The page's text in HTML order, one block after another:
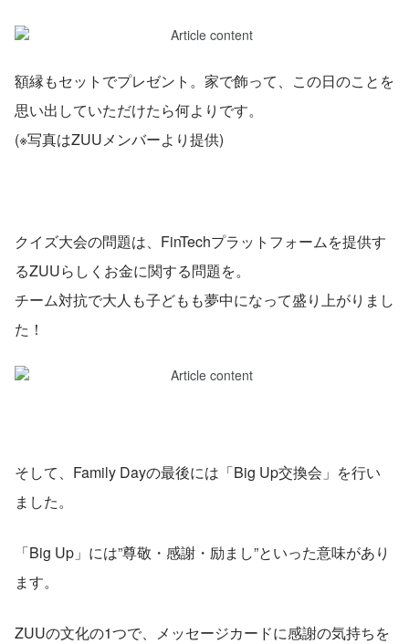
額縁もセットでプレゼント。家で飾って、この日のことを
思い出していただけたら何よりです。
(※写真はZUUメンバーより提供)
クイズ大会の問題は、FinTechプラットフォームを提供す
るZUUらしくお金に関する問題を。
チーム対抗で大人も子どもも夢中になって盛り上がりまし
た！
そして、Family Dayの最後には「Big Up交換会」を行い
ました。
「Big Up」には”尊敬・感謝・励まし”といった意味があり
ます。
ZUUの文化の1つで、メッセージカードに感謝の気持ちを